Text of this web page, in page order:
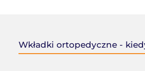
Wkładki ortopedyczne -